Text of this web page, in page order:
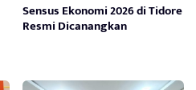
Sensus Ekonomi 2026 di Tidore
Resmi Dicanangkan